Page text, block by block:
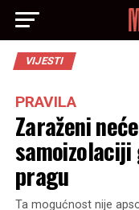
VIJESTI
PRAVILA
Zaraženi
pragu
Ta mogućnost nije